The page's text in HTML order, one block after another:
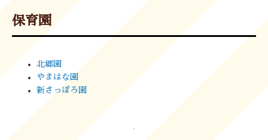
保育園
北郷園
やまはな園
新さっぽろ園